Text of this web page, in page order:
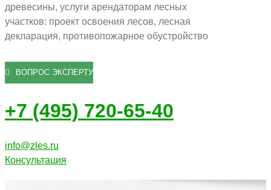
древесины, услуги арендаторам лесных
участков: проект освоения лесов, лесная
декларация, противопожарное обустройство
ВОПРОС ЭКСПЕРТУ
+7 (495) 720-65-40
info@zles.ru
Консультация